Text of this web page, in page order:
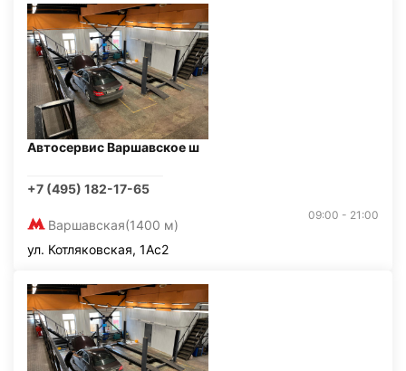
Автосервис Варшавское ш
+7 (495) 182-17-65
Варшавская(1400 м)
09:00 - 21:00
ул. Котляковская, 1Ас2